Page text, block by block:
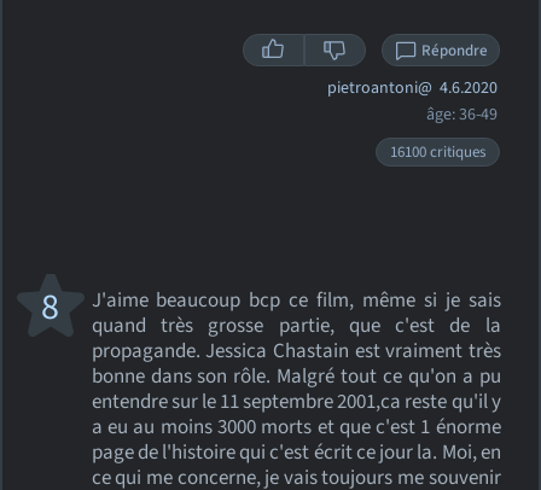
Répondre
pietroantoni@ 4.6.2020
âge: 36-49
16100 critiques
J'aime beaucoup bcp ce film, même si je sais
quand très grosse partie, que c'est de la
propagande. Jessica Chastain est vraiment très
bonne dans son rôle. Malgré tout ce qu'on a pu
entendre sur le 11 septembre 2001,ca reste qu'il y
a eu au moins 3000 morts et que c'est 1 énorme
page de l'histoire qui c'est écrit ce jour la. Moi, en
ce qui me concerne, je vais toujours me souvenir
8